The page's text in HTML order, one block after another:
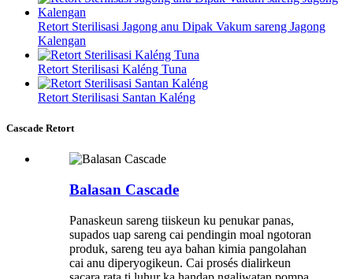
Retort Sterilisasi Jagong anu Dipak Vakum sareng Jagong
Kalengan
Retort Sterilisasi Kaléng Tuna
Retort Sterilisasi Santan Kaléng
Cascade Retort
Balasan Cascade
Panaskeun sareng tiiskeun ku penukar panas,
supados uap sareng cai pendingin moal ngotoran
produk, sareng teu aya bahan kimia pangolahan
cai anu diperyogikeun. Cai prosés dialirkeun